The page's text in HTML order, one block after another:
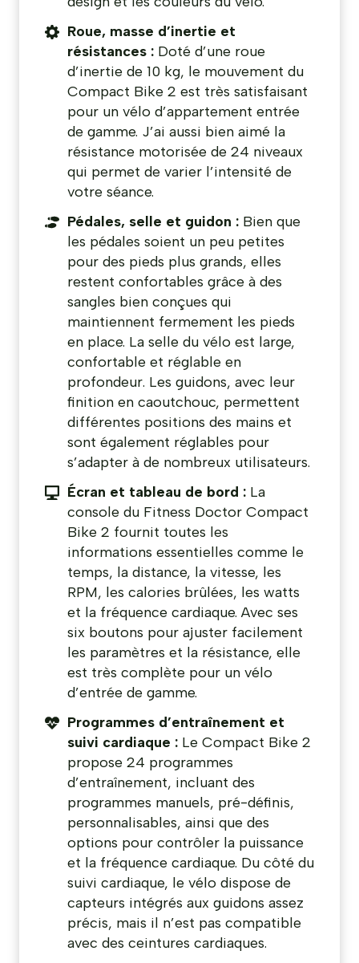
Roue, masse d’inertie et
résistances : Doté d’une roue
d’inertie de 10 kg, le mouvement du
Compact Bike 2 est très satisfaisant
pour un vélo d’appartement entrée
de gamme. J’ai aussi bien aimé la
résistance motorisée de 24 niveaux
qui permet de varier l’intensité de
votre séance.
Pédales, selle et guidon : Bien que
les pédales soient un peu petites
pour des pieds plus grands, elles
restent confortables grâce à des
sangles bien conçues qui
maintiennent fermement les pieds
en place. La selle du vélo est large,
confortable et réglable en
profondeur. Les guidons, avec leur
finition en caoutchouc, permettent
différentes positions des mains et
sont également réglables pour
s’adapter à de nombreux utilisateurs.
Écran et tableau de bord : La
console du Fitness Doctor Compact
Bike 2 fournit toutes les
informations essentielles comme le
temps, la distance, la vitesse, les
RPM, les calories brûlées, les watts
et la fréquence cardiaque. Avec ses
six boutons pour ajuster facilement
les paramètres et la résistance, elle
est très complète pour un vélo
d’entrée de gamme.
Programmes d’entraînement et
suivi cardiaque : Le Compact Bike 2
propose 24 programmes
d’entraînement, incluant des
programmes manuels, pré-définis,
personnalisables, ainsi que des
options pour contrôler la puissance
et la fréquence cardiaque. Du côté du
suivi cardiaque, le vélo dispose de
capteurs intégrés aux guidons assez
précis, mais il n’est pas compatible
avec des ceintures cardiaques.